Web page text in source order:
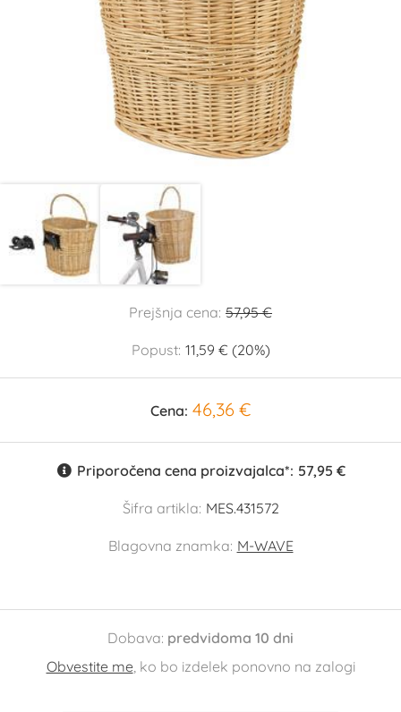
Prejšnja cena: 57,95 €
Popust: 11,59 € (20%)
Cena: 46,36 €
Priporočena cena proizvajalca*: 57,95 €
Šifra artikla: MES.431572
Blagovna znamka: M-WAVE
Dobava: predvidoma 10 dni
Obvestite me, ko bo izdelek ponovno na zalogi